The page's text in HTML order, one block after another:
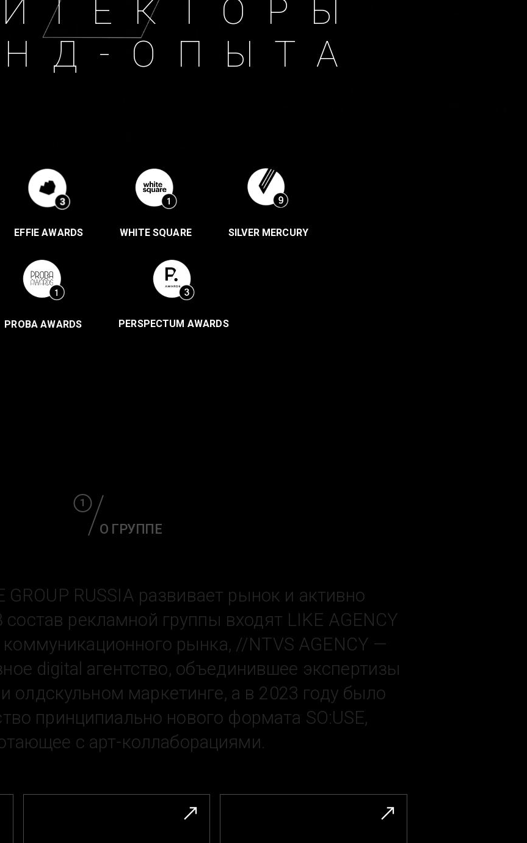
ОПЫТА
EFFIE AWARDS WHITE SQUARE SILVER MERCURY
PROBA AWARDS PERSPECTUM AWARDS
1
О ГРУППЕ
GROUP RUSSIA развивает рынок и активно
рекламной группы входят LIKE AGENCY
рынка, //NTVS AGENCY —
digital агентство, объединившее экспертизы
олдскульном маркетинге, а в 2023 году было
принципиально нового формата SO:USE,
с арт-коллаборациями.